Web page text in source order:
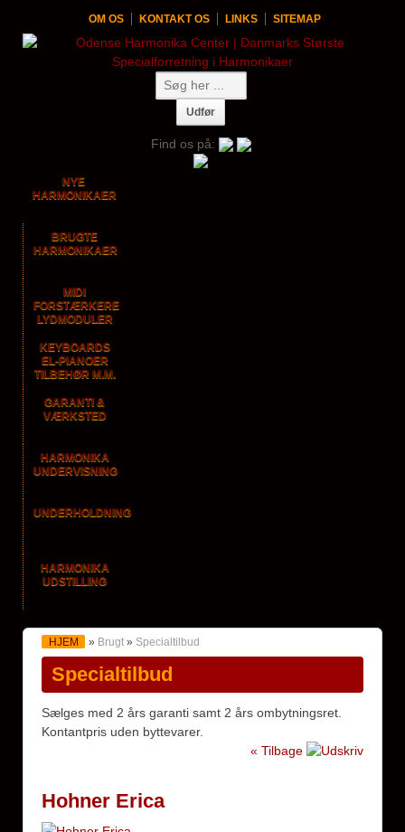
OM OS KONTAKT OS LINKS SITEMAP
Find os på:
NYE
HARMONIKAER
BRUGTE
HARMONIKAER
MIDI
FORSTÆRKERE
LYDMODULER
KEYBOARDS
EL-PIANOER
TILBEHØR M.M.
GARANTI &
VÆRKSTED
HARMONIKA
UNDERVISNING
UNDERHOLDNING
HARMONIKA
UDSTILLING
Specialtilbud
HJEM » Brugt » Specialtilbud
Sælges med 2 års garanti samt 2 års ombytningsret.
Kontantpris uden byttevarer.
« Tilbage
Hohner Erica